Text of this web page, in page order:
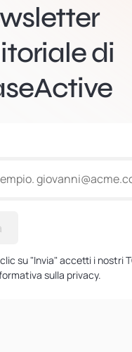
di
su "Invia" accetti i nostri
sulla privacy.